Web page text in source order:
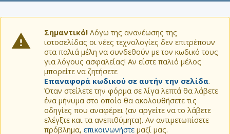
Σημαντικό! Λόγω της ανανέωσης της
ιστοσελίδας οι νέες τεχνολογίες δεν επιτρέπουν
στα παλιά μέλη να συνδεθούν με τον κωδικό τους
για λόγους ασφαλείας! Αν είστε παλιό μέλος
μπορείτε να ζητήσετε
Επαναφορά κωδικού σε αυτήν την σελίδα.
Όταν στείλετε την φόρμα σε λίγα λεπτά θα λάβετε
ένα μήνυμα στο οποίο θα ακολουθήσετε τις
οδηγίες που αναφέρει (αν αργείτε να το λάβετε
ελέγξτε και τα ανεπιθύμητα). Αν αντιμετωπίσετε
πρόβλημα, επικοινωνήστε μαζί μας.